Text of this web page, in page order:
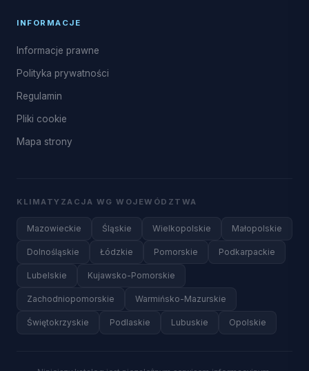
INFORMACJE
Informacje prawne
Polityka prywatności
Regulamin
Pliki cookie
Mapa strony
KLIMATYZACJA WG WOJEWÓDZTWA
Mazowieckie Śląskie Wielkopolskie Małopolskie
Dolnośląskie Łódzkie Pomorskie Podkarpackie
Lubelskie Kujawsko-Pomorskie
Zachodniopomorskie Warmińsko-Mazurskie
Świętokrzyskie Podlaskie Lubuskie Opolskie